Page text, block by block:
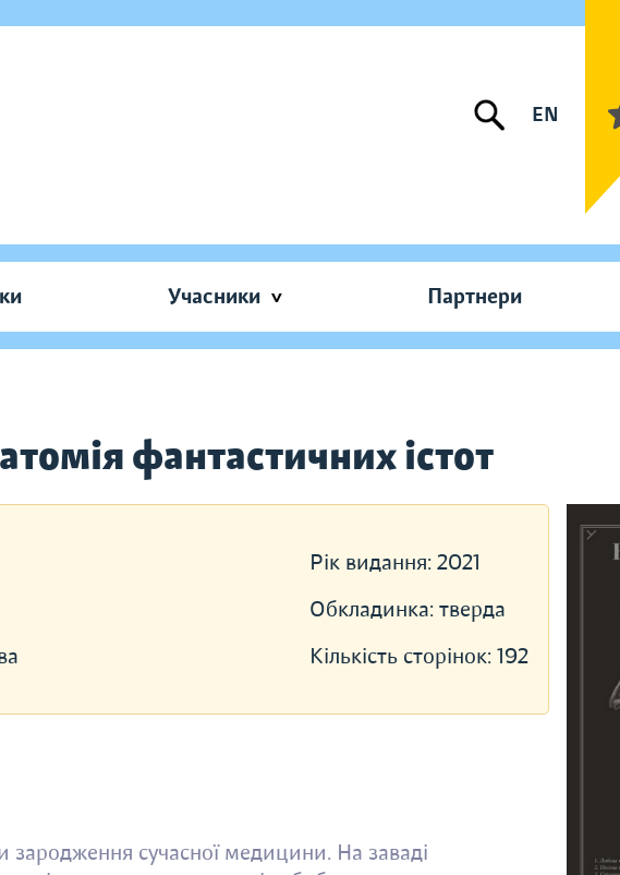
EN
Учасники Партнери
фантастичних істот
Рік видання: 2021
Обкладинка: тверда
Кількість сторінок: 192
зародження сучасної медицини. На заваді